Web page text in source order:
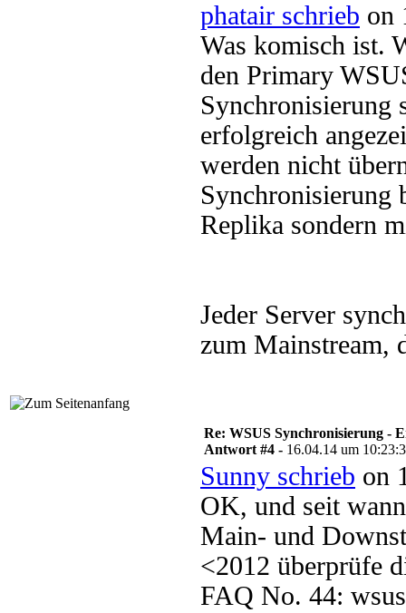
phatair schrieb on
Was komisch ist.
den Primary
Synchronisierung
erfolgreich
werden nicht
Synchronisierung
Replika sondern
Jeder Server
zum Mainstream,
Re: WSUS Synchronisierung -
Antwort #4 - 16.04.14 um
Sunny schrieb on
OK, und seit
Main- und
<2012 überprüfe
FAQ No. 44: